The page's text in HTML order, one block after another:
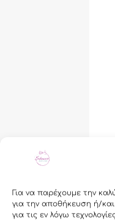
Για να παρέχουμε την
για την αποθήκευση ή/
για τις εν λόγω